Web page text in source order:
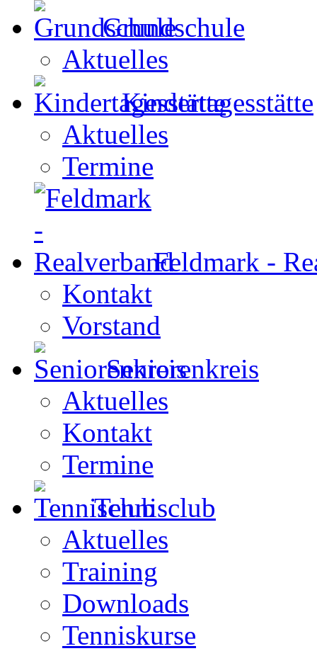
Grundschule
Aktuelles
Kindertagesstätte
Aktuelles
Termine
Feldmark -
Kontakt
Vorstand
Seniorenkreis
Aktuelles
Kontakt
Termine
Tennisclub
Aktuelles
Training
Downloads
Tenniskurse